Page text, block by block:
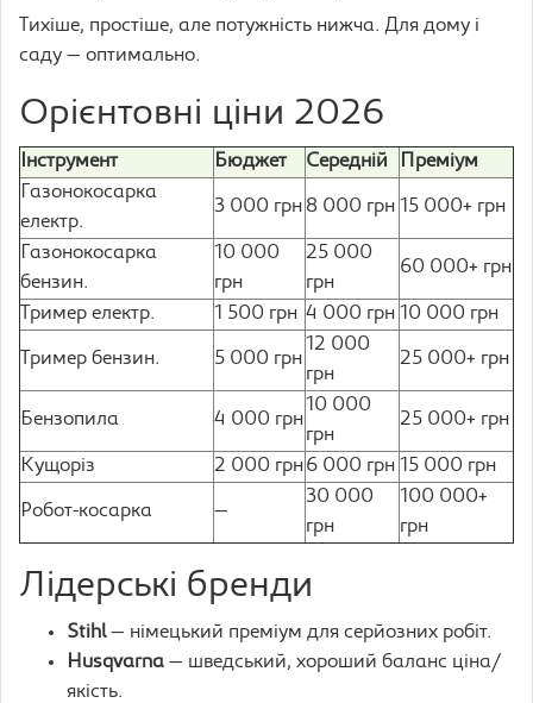
Тихіше, простіше, але потужність нижча. Для дому і
саду — оптимально.
Орієнтовні ціни 2026
Інструмент Бюджет Середній
Преміум
Газонокосарка
електр.
3 000 грн 8 000 грн 15 000+ грн
Газонокосарка
бензин.
10 000
грн
25 000
грн
60 000+ грн
Тример електр. 1 500 грн 4 000 грн 10 000 грн
Тример бензин. 5 000 грн
12 000
грн
25 000+ грн
Бензопила 4 000 грн
10 000
грн
25 000+ грн
Кущоріз 2 000 грн6 000 грн 15 000 грн
Робот-косарка —
30 000
грн
100 000+
грн
Лідерські бренди
Stihl— німецький преміум для серйозних робіт.
Husqvarna — шведський, хороший баланс ціна/
якість.